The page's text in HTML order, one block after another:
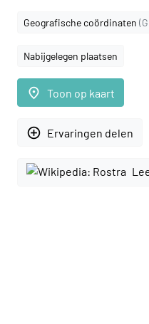
Geografische coördinaten
Nabijgelegen plaatsen
place Toon op kaart
add_circle_outline Ervaringen delen